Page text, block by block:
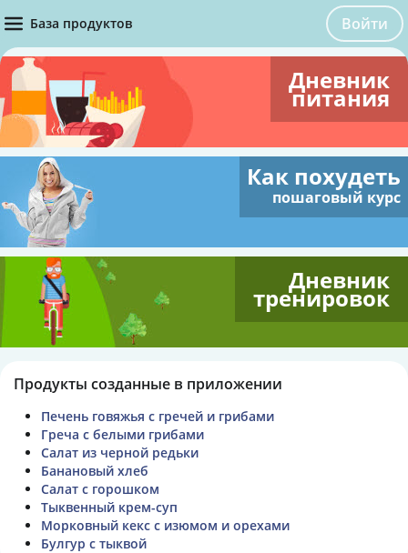
База продуктов Войти
Дневник
питания
Как похудеть
пошаговый курс
Дневник
тренировок
Продукты созданные в приложении
Печень говяжья с гречей и грибами
Греча с белыми грибами
Салат из черной редьки
Банановый хлеб
Салат с горошком
Тыквенный крем-суп
Морковный кекс с изюмом и орехами
Булгур с тыквой